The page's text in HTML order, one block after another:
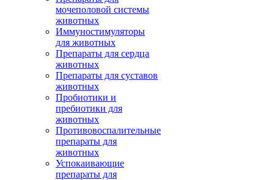
мочеполовой системы
животных
Иммуностимуляторы
для животных
Препараты для сердца
животных
Препараты для суставов
животных
Пробиотики и
пребиотики для
животных
Противовоспалительные
препараты для
животных
Успокаивающие
препараты для